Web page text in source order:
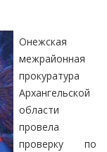
Онежская
межрайонная
прокуратура
Архангельской
области
провела
проверку по